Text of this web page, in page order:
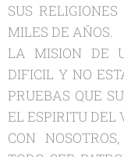
SUS
MILES DE AŇOS.
LA MISION DE
DIFICIL Y NO
PRUEBAS QUE
EL ESPIRITU DEL
CON